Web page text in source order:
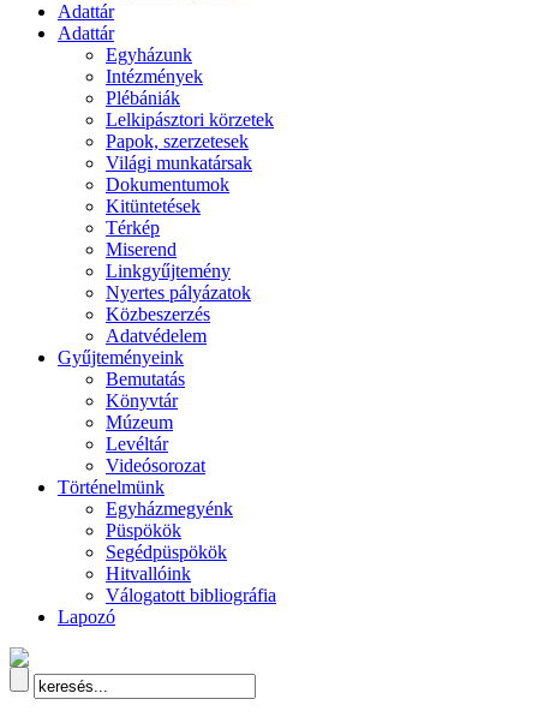
Adattár
Adattár
Egyházunk
Intézmények
Plébániák
Lelkipásztori körzetek
Papok, szerzetesek
Világi munkatársak
Dokumentumok
Kitüntetések
Térkép
Miserend
Linkgyűjtemény
Nyertes pályázatok
Közbeszerzés
Adatvédelem
Gyűjteményeink
Bemutatás
Könyvtár
Múzeum
Levéltár
Videósorozat
Történelmünk
Egyházmegyénk
Püspökök
Segédpüspökök
Hitvallóink
Válogatott bibliográfia
Lapozó